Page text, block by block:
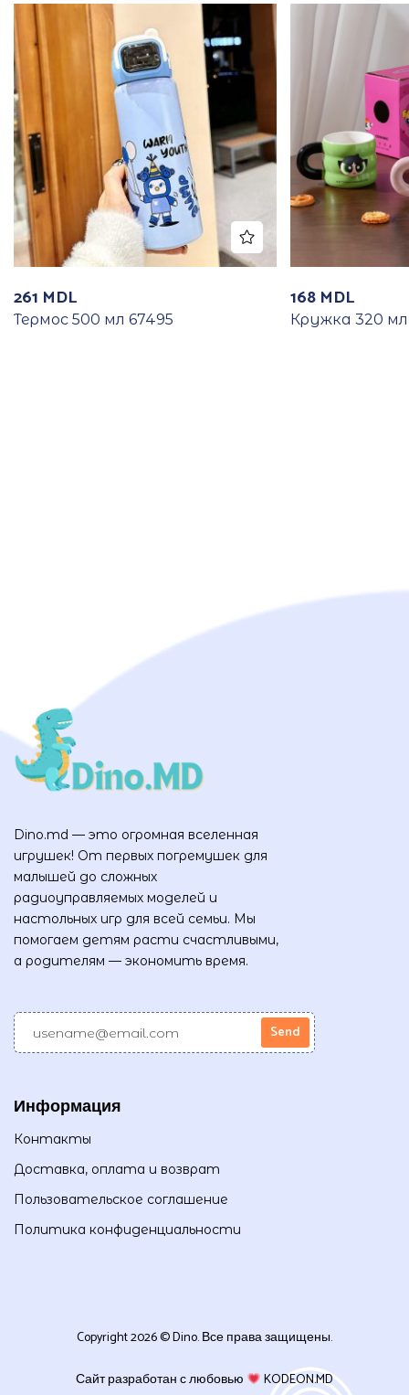
261 MDL
Термос 500 мл 67495
168 MDL
Кружка 320 мл
Dino.md — это огромная вселенная
игрушек! От первых погремушек для
малышей до сложных
радиоуправляемых моделей и
настольных игр для всей семьи. Мы
помогаем детям расти счастливыми,
а родителям — экономить время.
Информация
Контакты
Доставка, оплата и возврат
Пользовательское соглашение
Политика конфиденциальности
Copyright 2026 © Dino. Все права защищены.
Сайт разработан с любовью
KODEON.MD